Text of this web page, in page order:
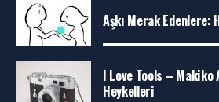
Aşkı Merak Edenlere:
I Love Tools – Makiko
Heykelleri